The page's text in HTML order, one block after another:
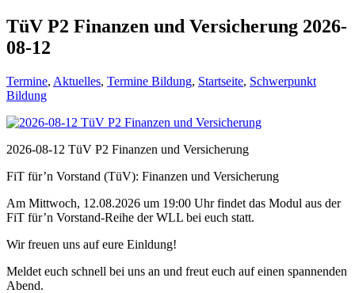
TüV P2 Finanzen und Versicherung 2026-
08-12
Termine, Aktuelles, Termine Bildung, Startseite, Schwerpunkt
Bildung
2026-08-12 TüV P2 Finanzen und Versicherung
FiT für’n Vorstand (TüV): Finanzen und Versicherung
Am Mittwoch, 12.08.2026 um 19:00 Uhr findet das Modul aus der
FiT für’n Vorstand-Reihe der WLL bei euch statt.
Wir freuen uns auf eure Einldung!
Meldet euch schnell bei uns an und freut euch auf einen spannenden
Abend.